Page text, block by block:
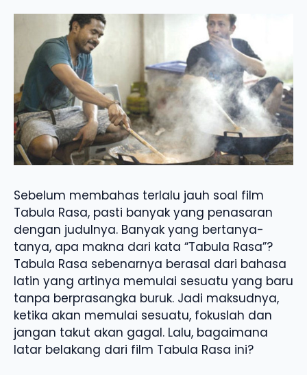
Sebelum membahas terlalu jauh soal film
Tabula Rasa, pasti banyak yang penasaran
dengan judulnya. Banyak yang bertanya-
tanya, apa makna dari kata “Tabula Rasa”?
Tabula Rasa sebenarnya berasal dari bahasa
latin yang artinya memulai sesuatu yang baru
tanpa berprasangka buruk. Jadi maksudnya,
ketika akan memulai sesuatu, fokuslah dan
jangan takut akan gagal. Lalu, bagaimana
latar belakang dari film Tabula Rasa ini?